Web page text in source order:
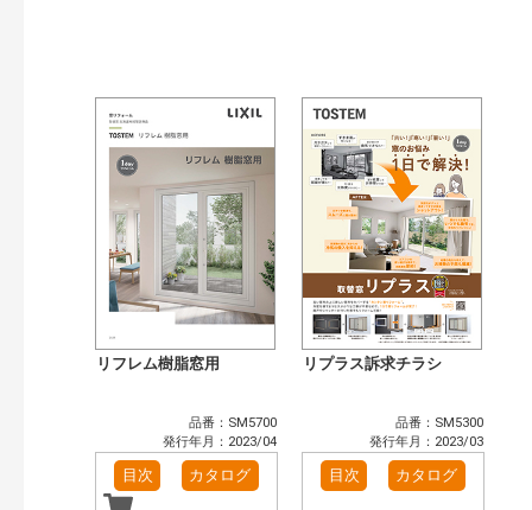
リフレム樹脂窓用
品番：SM5700
発行年月：2023/04
目次 カタログ
リプラス訴求チラシ
品番：SM5300
発行年月：2023/03
目次 カタログ